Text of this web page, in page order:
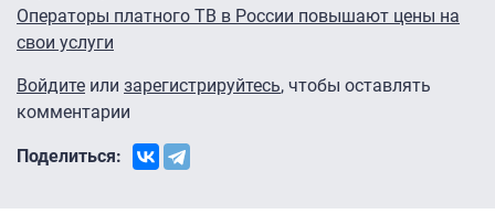
Операторы платного ТВ в России повышают цены на
свои услуги
Войдите или зарегистрируйтесь, чтобы оставлять
комментарии
Поделиться: